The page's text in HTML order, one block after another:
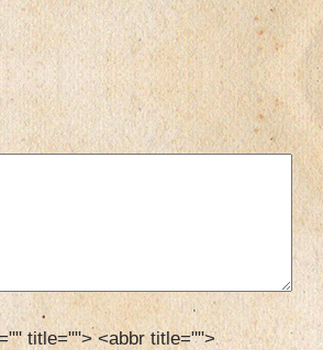
title=""> <abbr title="">